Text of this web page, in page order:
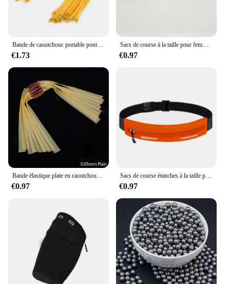
Bande de caoutchouc portable pour fronde, 3 cartes, accessoires de fronde, extérieur, outils multifonctions, équipement
€1.73
Sacs de course à la taille pour femmes, support de téléphone pour le fitness, le jogging, l'entraînement, les paquets de poudres, la ceinture à clés, le vélo, les accessoires de cyclisme, l'argent
€0.97
Bande élastique plate en caoutchouc naturel pour fronde, kit de remplacement de ruban en latex pour catapulte, chasse injuste, extérieur, accessoire, 5 pièces
€0.97
Sacs de course étanches à la taille pour femmes, support de téléphone pour argent, porte-clés d'entraînement de jogging, accessoires de vélo, packs de poudres, fitness sportif
€0.97